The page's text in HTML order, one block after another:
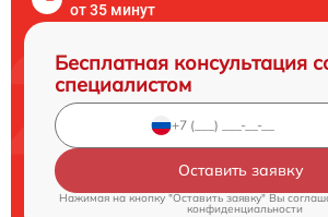
от 35 минут
Бесплатная консультация
специалистом
Оставить заявку
Нажимая на кнопку "Оставить заявку" Вы
конфиденциальности